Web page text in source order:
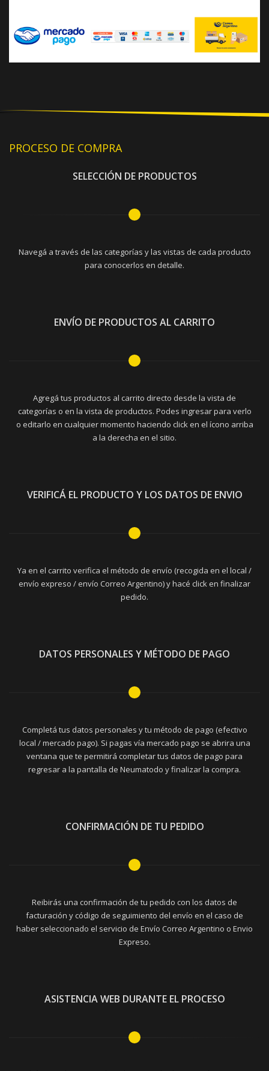
PROCESO DE COMPRA
SELECCIÓN DE PRODUCTOS
Navegá a través de las categorías y las vistas de cada producto
para conocerlos en detalle.
ENVÍO DE PRODUCTOS AL CARRITO
Agregá tus productos al carrito directo desde la vista de
categorías o en la vista de productos. Podes ingresar para verlo
o editarlo en cualquier momento haciendo click en el ícono arriba
a la derecha en el sitio.
VERIFICÁ EL PRODUCTO Y LOS DATOS DE ENVIO
Ya en el carrito verifica el método de envío (recogida en el local /
envío expreso / envío Correo Argentino) y hacé click en finalizar
pedido.
DATOS PERSONALES Y MÉTODO DE PAGO
Completá tus datos personales y tu método de pago (efectivo
local / mercado pago). Si pagas vía mercado pago se abrira una
ventana que te permitirá completar tus datos de pago para
regresar a la pantalla de Neumatodo y finalizar la compra.
CONFIRMACIÓN DE TU PEDIDO
Reibirás una confirmación de tu pedido con los datos de
facturación y código de seguimiento del envío en el caso de
haber seleccionado el servicio de Envío Correo Argentino o Envio
Expreso.
ASISTENCIA WEB DURANTE EL PROCESO